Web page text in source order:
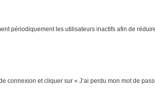
périodiquement les utilisateurs inactifs afin de
connexion et cliquer sur « J’ai perdu mon mot de